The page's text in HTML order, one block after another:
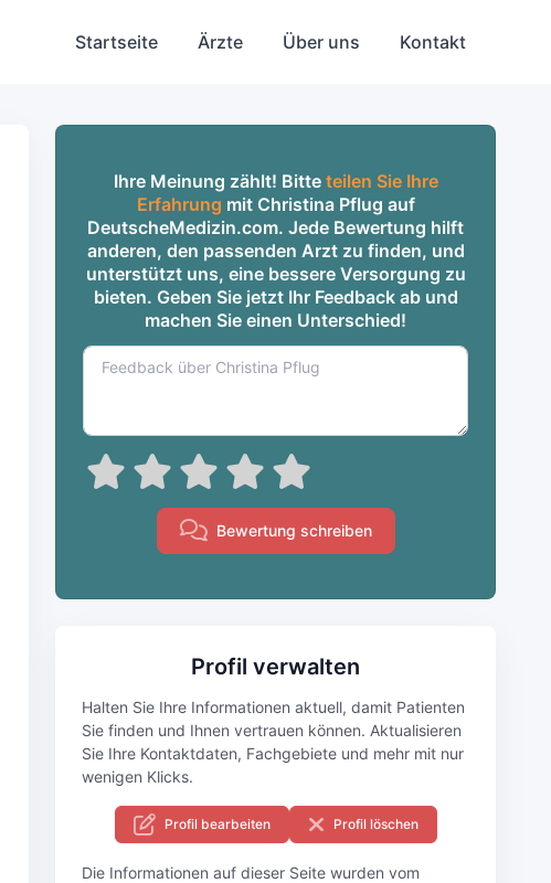
Startseite Ärzte Über uns Kontakt
Ihre Meinung zählt! Bitte teilen Sie Ihre
Erfahrung mit Christina Pflug auf
DeutscheMedizin.com. Jede Bewertung hilft
anderen, den passenden Arzt zu finden, und
unterstützt uns, eine bessere Versorgung zu
bieten. Geben Sie jetzt Ihr Feedback ab und
machen Sie einen Unterschied!
Bewertung schreiben
Profil verwalten
Halten Sie Ihre Informationen aktuell, damit Patienten
Sie finden und Ihnen vertrauen können. Aktualisieren
Sie Ihre Kontaktdaten, Fachgebiete und mehr mit nur
wenigen Klicks.
Profil bearbeiten Profil löschen
Die Informationen auf dieser Seite wurden vom